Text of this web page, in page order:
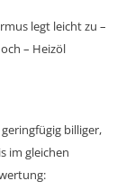
legt leicht zu –
– Heizöl
billiger,
im gleichen